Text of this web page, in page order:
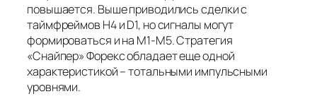
повышается. Выше приводились сделки с
таймфреймов H4 и D1, но сигналы могут
формироваться и на М1-М5. Стратегия
«Снайпер» Форекс обладает еще одной
характеристикой – тотальными импульсными
уровнями.